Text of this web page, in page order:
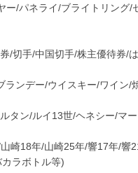
ー/パネライ/ブライトリング/
/切手/中国切手/株主優待券/
ランデー/ウイスキー/ワイン/
タン/ルイ13世/ヘネシー/マ
崎18年/山崎25年/響17年/響
ラボトル等)